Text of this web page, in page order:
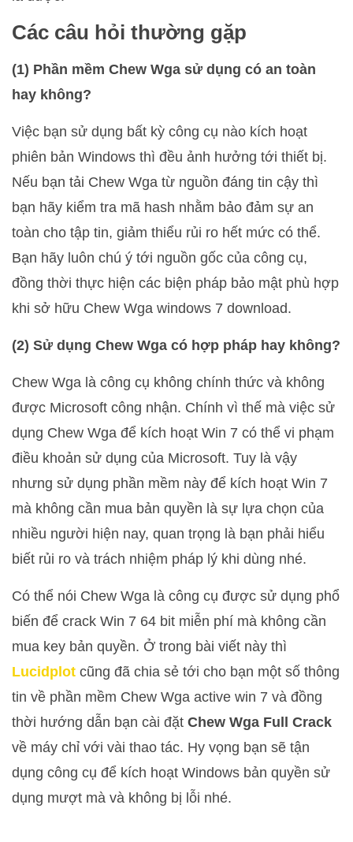
Các câu hỏi thường gặp
(1) Phần mềm Chew Wga sử dụng có an toàn
hay không?
Việc bạn sử dụng bất kỳ công cụ nào kích hoạt
phiên bản Windows thì đều ảnh hưởng tới thiết bị.
Nếu bạn tải Chew Wga từ nguồn đáng tin cậy thì
bạn hãy kiểm tra mã hash nhằm bảo đảm sự an
toàn cho tập tin, giảm thiểu rủi ro hết mức có thể.
Bạn hãy luôn chú ý tới nguồn gốc của công cụ,
đồng thời thực hiện các biện pháp bảo mật phù hợp
khi sở hữu Chew Wga windows 7 download.
(2) Sử dụng Chew Wga có hợp pháp hay không?
Chew Wga là công cụ không chính thức và không
được Microsoft công nhận. Chính vì thế mà việc sử
dụng Chew Wga để kích hoạt Win 7 có thể vi phạm
điều khoản sử dụng của Microsoft. Tuy là vậy
nhưng sử dụng phần mềm này để kích hoạt Win 7
mà không cần mua bản quyền là sự lựa chọn của
nhiều người hiện nay, quan trọng là bạn phải hiểu
biết rủi ro và trách nhiệm pháp lý khi dùng nhé.
Có thể nói Chew Wga là công cụ được sử dụng phổ
biến để crack Win 7 64 bit miễn phí mà không cần
mua key bản quyền. Ở trong bài viết này thì
Lucidplot cũng đã chia sẻ tới cho bạn một số thông
tin về phần mềm Chew Wga active win 7 và đồng
thời hướng dẫn bạn cài đặt Chew Wga Full Crack
về máy chỉ với vài thao tác. Hy vọng bạn sẽ tận
dụng công cụ để kích hoạt Windows bản quyền sử
dụng mượt mà và không bị lỗi nhé.